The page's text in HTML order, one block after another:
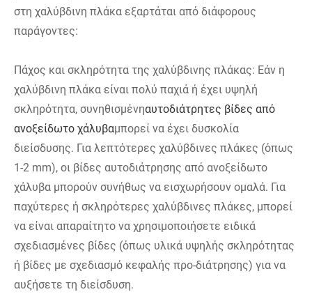
στη χαλύβδινη πλάκα εξαρτάται από διάφορους
παράγοντες:
Πάχος και σκληρότητα της χαλύβδινης πλάκας: Εάν η
χαλύβδινη πλάκα είναι πολύ παχιά ή έχει υψηλή
σκληρότητα, συνηθισμένηαυτοδιάτρητες βίδες από
ανοξείδωτο χάλυβαμπορεί να έχει δυσκολία
διείσδυσης. Για λεπτότερες χαλύβδινες πλάκες (όπως
1-2 mm), οι βίδες αυτοδιάτρησης από ανοξείδωτο
χάλυβα μπορούν συνήθως να εισχωρήσουν ομαλά. Για
παχύτερες ή σκληρότερες χαλύβδινες πλάκες, μπορεί
να είναι απαραίτητο να χρησιμοποιήσετε ειδικά
σχεδιασμένες βίδες (όπως υλικά υψηλής σκληρότητας
ή βίδες με σχεδιασμό κεφαλής προ-διάτρησης) για να
αυξήσετε τη διείσδυση.